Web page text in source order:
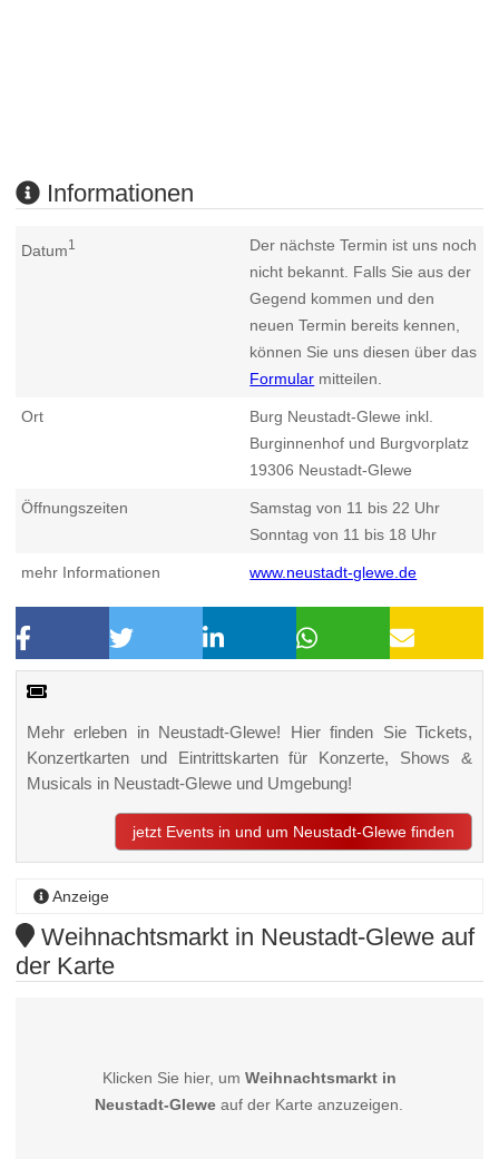
Informationen
Datum1
Der nächste Termin ist uns noch
nicht bekannt. Falls Sie aus der
Gegend kommen und den
neuen Termin bereits kennen,
können Sie uns diesen über das
Formular mitteilen.
Ort
Burg Neustadt-Glewe inkl.
Burginnenhof und Burgvorplatz
19306 Neustadt-Glewe
Öffnungszeiten
Samstag von 11 bis 22 Uhr
Sonntag von 11 bis 18 Uhr
mehr Informationen www.neustadt-glewe.de
Mehr erleben in Neustadt-Glewe! Hier finden Sie Tickets,
Konzertkarten und Eintrittskarten für Konzerte, Shows &
Musicals in Neustadt-Glewe und Umgebung!
jetzt Events in und um Neustadt-Glewe finden
Anzeige
Weihnachtsmarkt in Neustadt-Glewe auf
der Karte
Klicken Sie hier, um Weihnachtsmarkt in
Neustadt-Glewe auf der Karte anzuzeigen.